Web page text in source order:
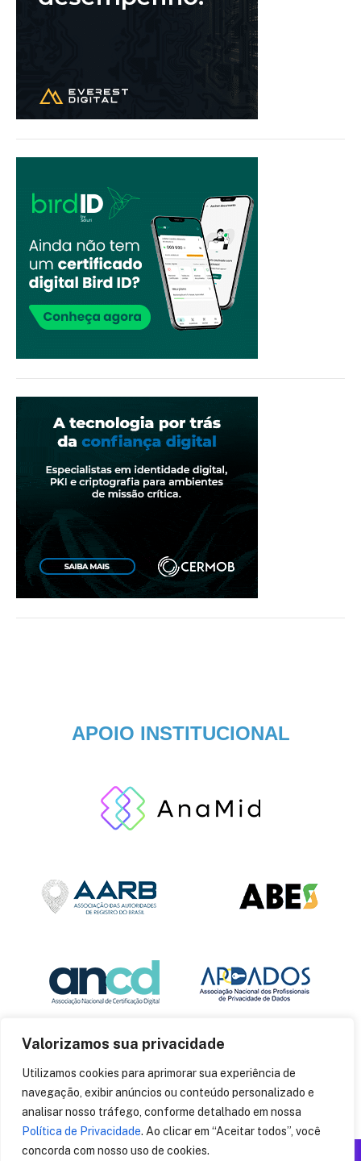
Valorizamos sua privacidade
Utilizamos cookies para aprimorar sua experiência de
navegação, exibir anúncios ou conteúdo personalizado e
analisar nosso tráfego, conforme detalhado em nossa
Política de Privacidade. Ao clicar em “Aceitar todos”, você
concorda com nosso uso de cookies.
APOIO INSTITUCIONAL